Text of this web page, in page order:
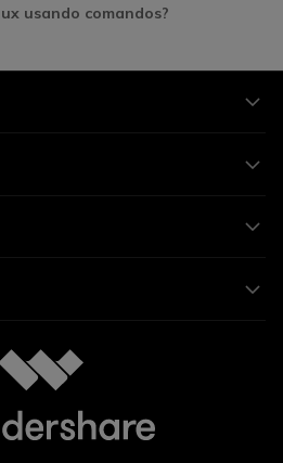
usando comandos?